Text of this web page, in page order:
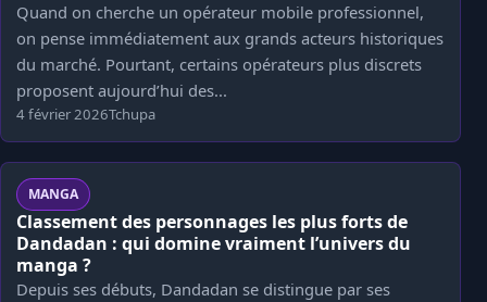
Quand on cherche un opérateur mobile professionnel,
on pense immédiatement aux grands acteurs historiques
du marché. Pourtant, certains opérateurs plus discrets
proposent aujourd’hui des...
4 février 2026Tchupa
MANGA
Classement des personnages les plus forts de
Dandadan : qui domine vraiment l’univers du
manga ?
Depuis ses débuts, Dandadan se distingue par ses